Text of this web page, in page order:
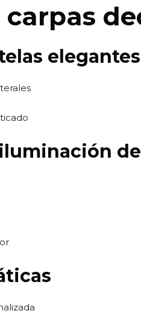
elegantes